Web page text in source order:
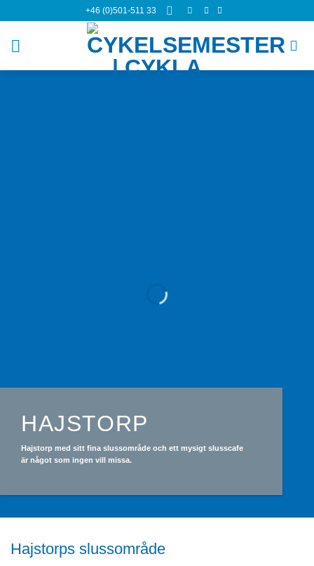
content
+46 (0)501-511 33
HAJSTORP
Hajstorp med sitt fina slussområde och ett mysigt slusscafe
är något som ingen vill missa.
Hajstorps slussområde